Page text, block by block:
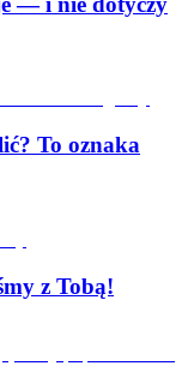
To oznaka
z Tobą!